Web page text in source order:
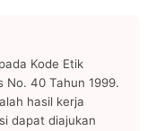
Kode Etik
No. 40 Tahun 1999.
hasil kerja
dapat diajukan